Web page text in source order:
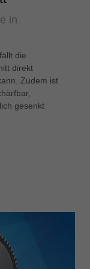
in
die
direkt
Zudem ist
gesenkt